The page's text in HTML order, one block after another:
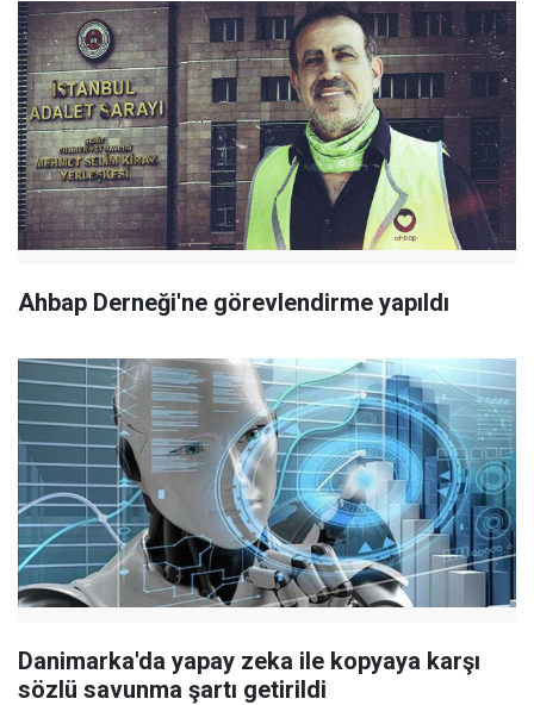
Ahbap Derneği'ne görevlendirme yapıldı
Danimarka'da yapay zeka ile kopyaya karşı
sözlü savunma şartı getirildi